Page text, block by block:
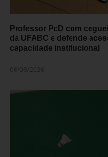
Professor PcD com
da UFABC e defende
capacidade institucional